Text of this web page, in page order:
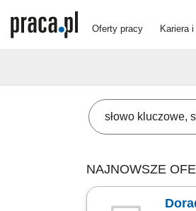
Oferty pracy Kariera
NAJNOWSZE